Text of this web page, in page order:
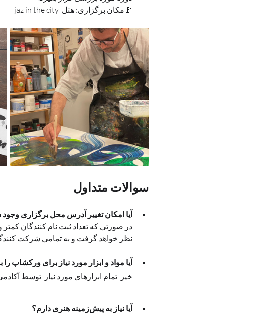
🚩مکان برگزاری: هتل  jaz in the city
سوالات متداول
آیا امکان تغییر آدرس محل برگزاری وجود
در صورتی که تعداد ثبت نام کنندگان
نظر خواهد گرفت و به تمامی شرکت
آیا مواد و ابزار مورد نیاز برای ورکشاپ را
خیر. تمام ابزارهای مورد نیاز  توسط آکادمی
آیا نیاز به پیش‌زمینه هنری دارم؟